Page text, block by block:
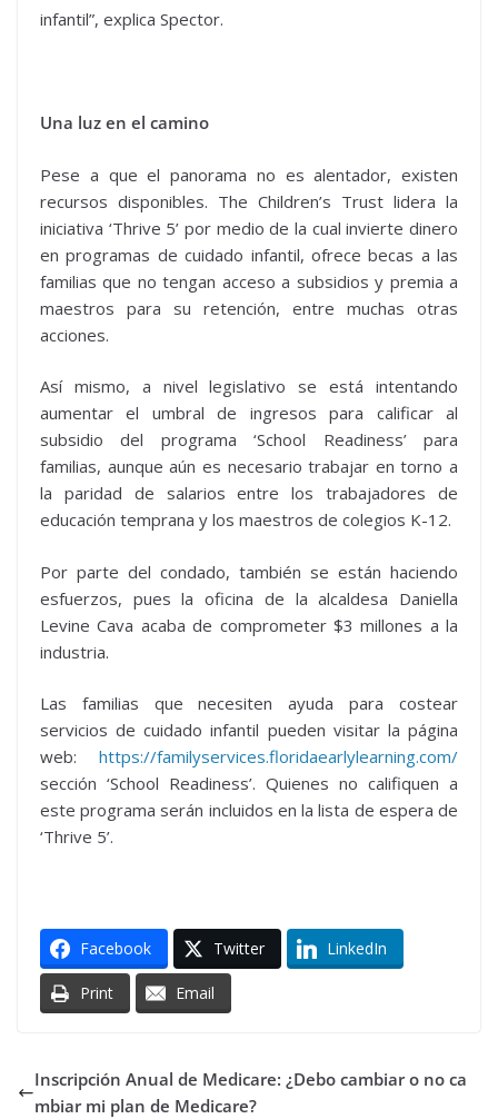
infantil”, explica Spector.
Una luz en el camino
Pese a que el panorama no es alentador, existen
recursos disponibles. The Children’s Trust lidera la
iniciativa ‘Thrive 5’ por medio de la cual invierte dinero
en programas de cuidado infantil, ofrece becas a las
familias que no tengan acceso a subsidios y premia a
maestros para su retención, entre muchas otras
acciones.
Así mismo, a nivel legislativo se está intentando
aumentar el umbral de ingresos para calificar al
subsidio del programa ‘School Readiness’ para
familias, aunque aún es necesario trabajar en torno a
la paridad de salarios entre los trabajadores de
educación temprana y los maestros de colegios K-12.
Por parte del condado, también se están haciendo
esfuerzos, pues la oficina de la alcaldesa Daniella
Levine Cava acaba de comprometer $3 millones a la
industria.
Las familias que necesiten ayuda para costear
servicios de cuidado infantil pueden visitar la página
web: https://familyservices.floridaearlylearning.com/
sección ‘School Readiness’. Quienes no califiquen a
este programa serán incluidos en la lista de espera de
‘Thrive 5’.
Facebook Twitter LinkedIn
Print Email
Inscripción Anual de Medicare: ¿Debo cambiar o no ca
mbiar mi plan de Medicare?